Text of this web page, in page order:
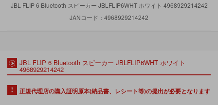
JBL FLIP 6 Bluetooth スピーカー JBLFLIP6WHT ホワイト 4968929214242
JANコード：4968929214242
JBL FLIP 6 Bluetooth スピーカー JBLFLIP6WHT ホワイト
4968929214242
正規代理店の購入証明原本(納品書、レシート等)の提出が必要となります